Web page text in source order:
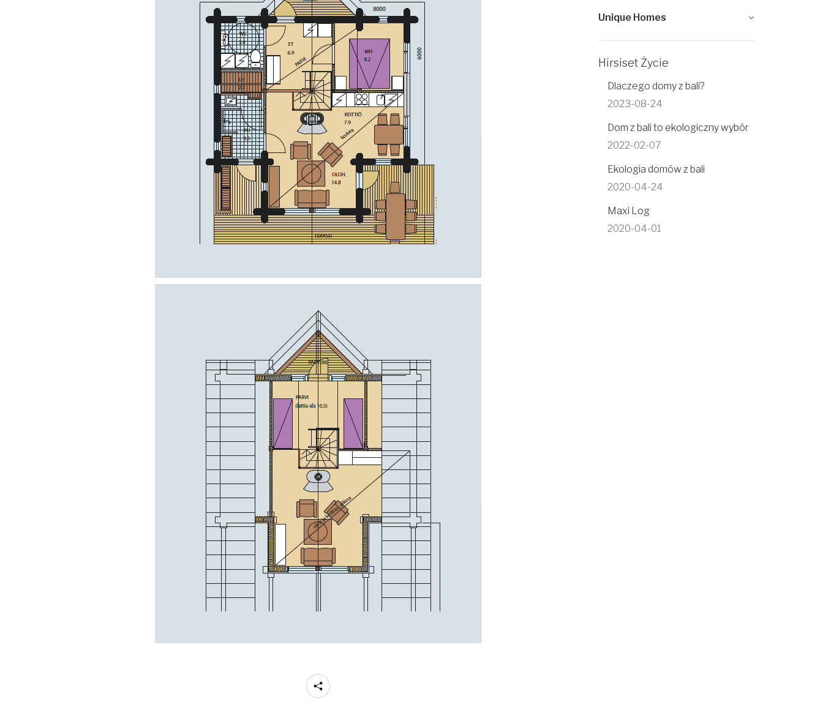
Unique Homes
Hirsiset Życie
Dlaczego domy z bali?
2023-08-24
Dom z bali to ekologiczny wybór
2022-02-07
Ekologia domów z bali
2020-04-24
Maxi Log
2020-04-01